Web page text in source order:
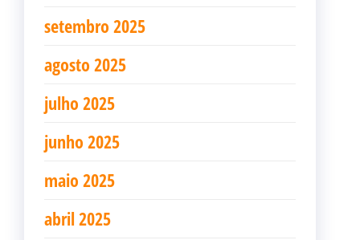
setembro 2025
agosto 2025
julho 2025
junho 2025
maio 2025
abril 2025